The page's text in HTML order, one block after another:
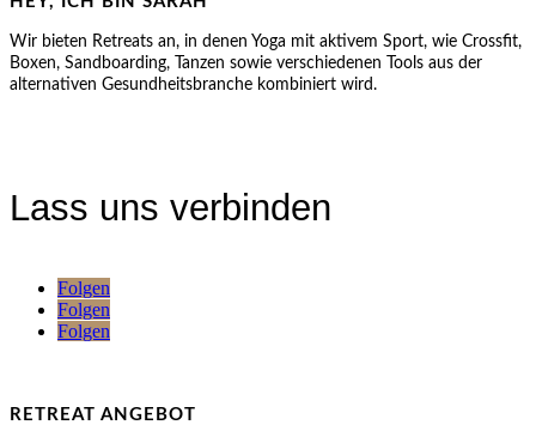
Wir bieten Retreats an, in denen Yoga mit aktivem Sport, wie Crossfit,
Boxen, Sandboarding, Tanzen sowie verschiedenen Tools aus der
alternativen Gesundheitsbranche kombiniert wird.
Lass uns verbinden
Folgen
Folgen
Folgen
RETREAT ANGEBOT